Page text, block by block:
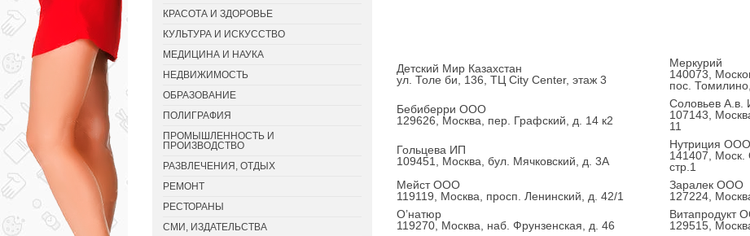
Детский Мир Казахстан
ул. Толе би, 136, ТЦ City Center, этаж 3
Меркурий
140073,
пос.
Бебиберри ООО
129626, Москва, пер. Графский, д. 14 к2
Соловьев А.в.
107143,
11
Гольцева ИП
109451, Москва, бул. Мячковский, д. 3А
Нутриция ООО
141407, Моск.
стр.1
Мейст ООО
119119, Москва, просп. Ленинский, д. 42/1
Заралек ООО
127224,
О’натюр
119270, Москва, наб. Фрунзенская, д. 46
Витапродукт
129515,
КРАСОТА И ЗДОРОВЬЕ
КУЛЬТУРА И ИСКУССТВО
МЕДИЦИНА И НАУКА
НЕДВИЖИМОСТЬ
ОБРАЗОВАНИЕ
ПОЛИГРАФИЯ
ПРОМЫШЛЕННОСТЬ И
ПРОИЗВОДСТВО
РАЗВЛЕЧЕНИЯ, ОТДЫХ
РЕМОНТ
РЕСТОРАНЫ
СМИ, ИЗДАТЕЛЬСТВА